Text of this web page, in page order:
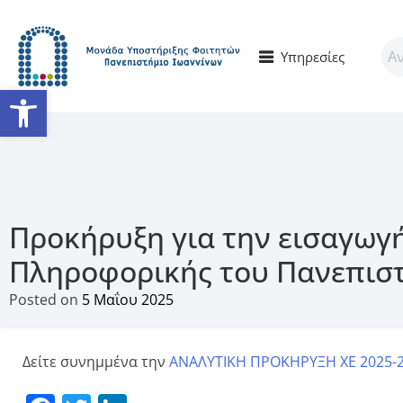
Ανοίξτε τη γραμμή εργαλείων
Υπηρεσίες
Προκήρυξη για την
Πληροφορικής του
Posted on 5 Μαΐου 2025
Δείτε συνημμένα την ΑΝΑΛΥΤΙΚΗ ΠΡΟΚΗΡΥΞΗ ΧΕ 2025-